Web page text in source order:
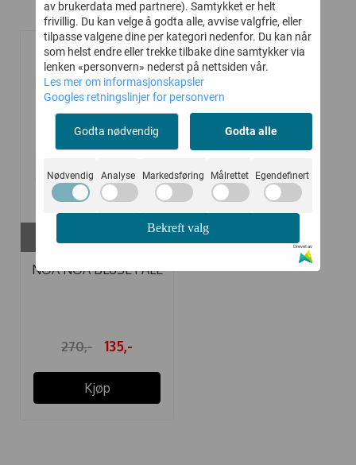
Relaterte produkter
-50%
6 mnd, 9 mnd
NOA NOA BLUSE PALE
270,- 135,-
Kjøp
av brukerdata med partnere). Samtykket er helt
frivillig. Du kan velge å godta alle, avvise valgfrie, eller
tilpasse valgene dine per kategori nedenfor. Du kan når
som helst endre eller trekke tilbake dine samtykker via
lenken «personvern» nederst på nettsiden vår.
Les mer om informasjonskapsler
Googles retningslinjer for personvern
Godta nødvendig Godta alle
Nødvendig Analyse Markedsføring Målrettet Egendefinert
Bekreft valg
Drevet av